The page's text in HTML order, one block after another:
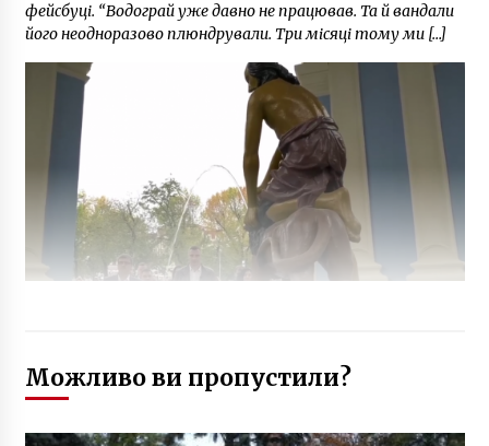
фейсбуці. “Водограй уже давно не працював. Та й вандали
його неодноразово плюндрували. Три місяці тому ми […]
Можливо ви пропустили?